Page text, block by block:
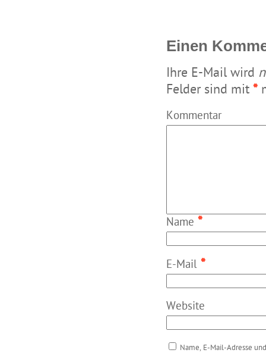
Einen
Ihre E-Mail wird
Felder sind mit *
Kommentar
Name *
E-Mail *
Website
Name, E-Mail-Adresse